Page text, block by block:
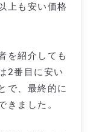
上も安い価格
を紹介しても
2番目に安い
で、最終的に
きました。